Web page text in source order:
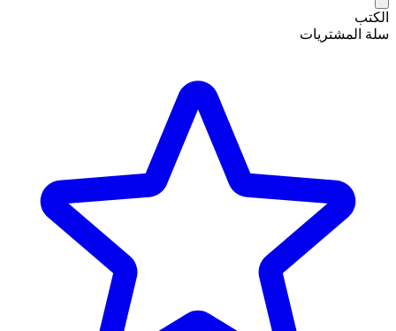
الكتب
سلة المشتريات